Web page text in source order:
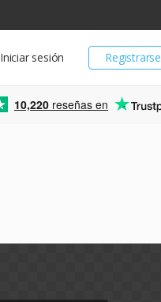
Registrarse
Iniciar sesión
10,220 reseñas en